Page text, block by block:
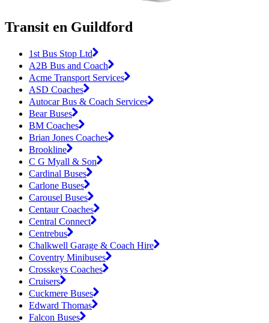
Transit en Guildford
1st Bus Stop Ltd
A2B Bus and Coach
Acme Transport Services
ASD Coaches
Autocar Bus & Coach Services
Bear Buses
BM Coaches
Brian Jones Coaches
Brookline
C G Myall & Son
Cardinal Buses
Carlone Buses
Carousel Buses
Centaur Coaches
Central Connect
Centrebus
Chalkwell Garage & Coach Hire
Coventry Minibuses
Crosskeys Coaches
Cruisers
Cuckmere Buses
Edward Thomas
Falcon Buses